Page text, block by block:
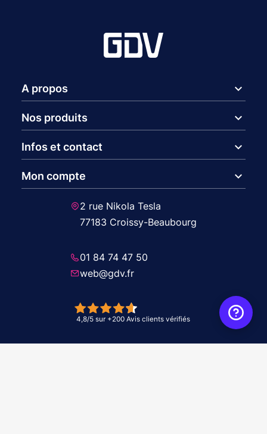
A propos expand_more
Nos produits expand_more
Infos et contact expand_more
Mon compte expand_more
2 rue Nikola Tesla
77183 Croissy-Beaubourg
01 84 74 47 50
web@gdv.fr